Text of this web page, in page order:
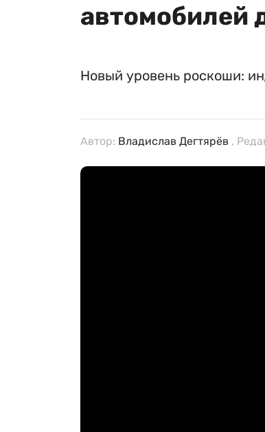
автомобилей
Новый уровень роскоши:
Автор: Владислав Дегтярёв ,